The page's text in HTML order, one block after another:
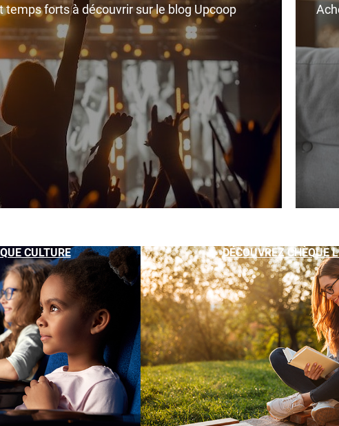
temps forts à découvrir sur le blog Upcoop
CULTURE DÉCOUVREZ CHÈQUE